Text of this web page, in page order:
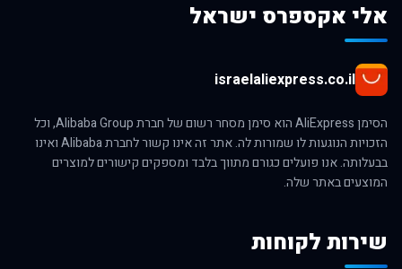
אלי אקספרס ישראל
israelaliexpress.co.il
הסימן AliExpress הוא סימן מסחר רשום של חברת Alibaba Group, וכל
הזכויות הנוגעות לו שמורות לה. אתר זה אינו קשור לחברת Alibaba ואינו
בבעלותה. אנו פועלים כגורם מתווך בלבד ומספקים קישורים למוצרים
המוצעים באתר שלה.
שירות לקוחות